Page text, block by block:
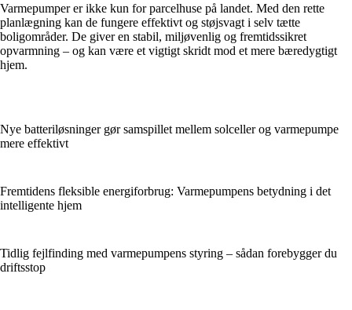
Varmepumper er ikke kun for parcelhuse på landet. Med den rette
planlægning kan de fungere effektivt og støjsvagt i selv tætte
boligområder. De giver en stabil, miljøvenlig og fremtidssikret
opvarmning – og kan være et vigtigt skridt mod et mere bæredygtigt
hjem.
Nye batteriløsninger gør samspillet mellem solceller og varmepumpe
mere effektivt
Fremtidens fleksible energiforbrug: Varmepumpens betydning i det
intelligente hjem
Tidlig fejlfinding med varmepumpens styring – sådan forebygger du
driftsstop